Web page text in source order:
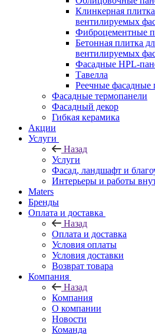
Клинкерная
вентилируемых
Фиброцементные
Бетонная плитка
вентилируемых
Фасадные HPL-
Тавелла
Реечные фасадные
Фасадные термопанели
Фасадный декор
Гибкая керамика
Акции
Услуги
Назад
Услуги
Фасад, ландшафт и
Интерьеры и работы
Maters
Бренды
Оплата и доставка
Назад
Оплата и доставка
Условия оплаты
Условия доставки
Возврат товара
Компания
Назад
Компания
О компании
Новости
Команда